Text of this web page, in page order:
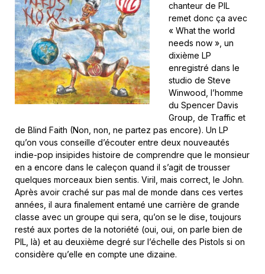
chanteur de PIL
remet donc ça avec
« What the world
needs now », un
dixième LP
enregistré dans le
studio de Steve
Winwood, l’homme
du Spencer Davis
Group, de Traffic et
de Blind Faith (Non, non, ne partez pas encore). Un LP
qu’on vous conseille d’écouter entre deux nouveautés
indie-pop insipides histoire de comprendre que le monsieur
en a encore dans le caleçon quand il s’agit de trousser
quelques morceaux bien sentis. Viril, mais correct, le John.
Après avoir craché sur pas mal de monde dans ces vertes
années, il aura finalement entamé une carrière de grande
classe avec un groupe qui sera, qu’on se le dise, toujours
resté aux portes de la notoriété (oui, oui, on parle bien de
PIL, là) et au deuxième degré sur l’échelle des Pistols si on
considère qu’elle en compte une dizaine.